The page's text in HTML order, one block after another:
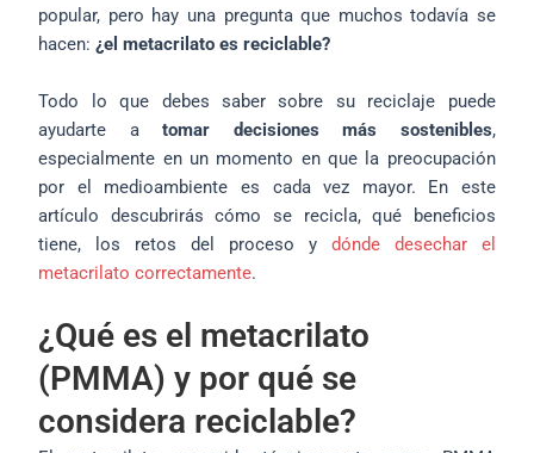
popular, pero hay una pregunta que muchos todavía se
hacen:¿el metacrilato es reciclable?
Todo lo que debes saber sobre su reciclaje puede
ayudarte atomar decisiones más sostenibles,
especialmente en un momento en que la preocupación
por el medioambiente es cada vez mayor. En este
artículo descubrirás cómo se recicla, qué beneficios
tiene, los retos del proceso y dónde desechar el
metacrilato correctamente.
¿Qué es el metacrilato
(PMMA) y por qué se
considera reciclable?